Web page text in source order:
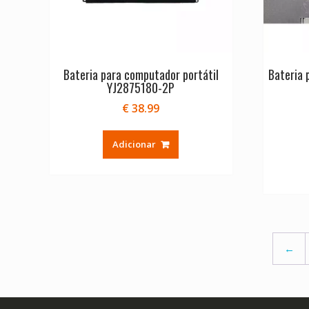
Bateria para computador portátil
YJ2875180-2P
€38.99
Adicionar
Bateria
←